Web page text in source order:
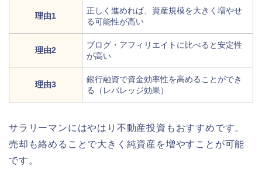
理由1
正しく進めれば、資産規模を大きく増やせ
る可能性が高い
理由2
ブログ・アフィリエイトに比べると安定性
が高い
理由3
銀行融資で資金効率性を高めることができ
る（レバレッジ効果）
サラリーマンにはやはり不動産投資もおすすめです。
売却も絡めることで大きく純資産を増やすことが可能
です。